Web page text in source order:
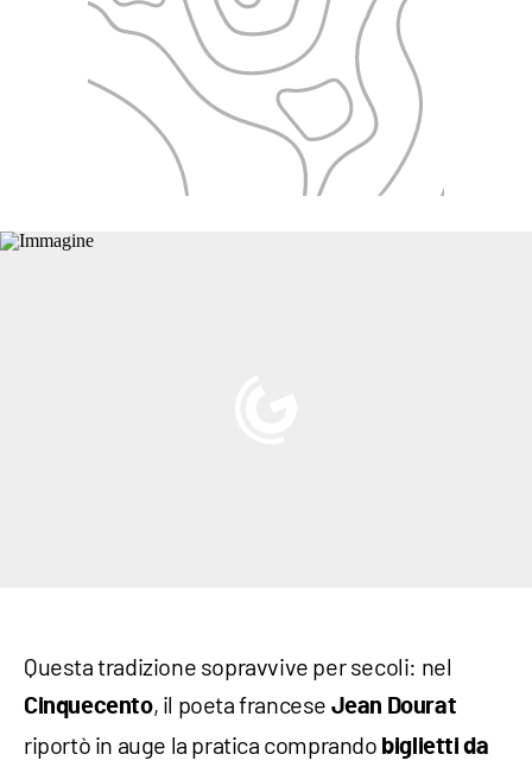
Questa tradizione sopravvive per secoli: nel
Cinquecento, il poeta francese Jean Dourat
riportò in auge la pratica comprando biglietti da